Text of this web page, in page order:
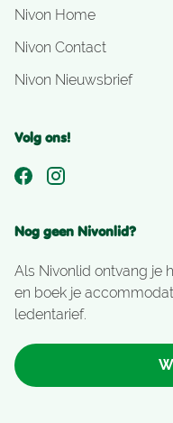
Nivon Home
Nivon Contact
Nivon Nieuwsbrief
Volg ons!
Nog geen Nivonlid?
Als Nivonlid ontvang je
en boek je
ledentarief.